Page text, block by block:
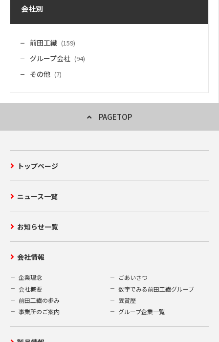
会社別
前田工繊 (159)
グループ会社 (94)
その他 (7)
PAGETOP
トップページ
ニュース一覧
お知らせ一覧
会社情報
企業理念
ごあいさつ
会社概要
数字でみる前田工繊グループ
前田工繊の歩み
受賞歴
事業所のご案内
グループ企業一覧